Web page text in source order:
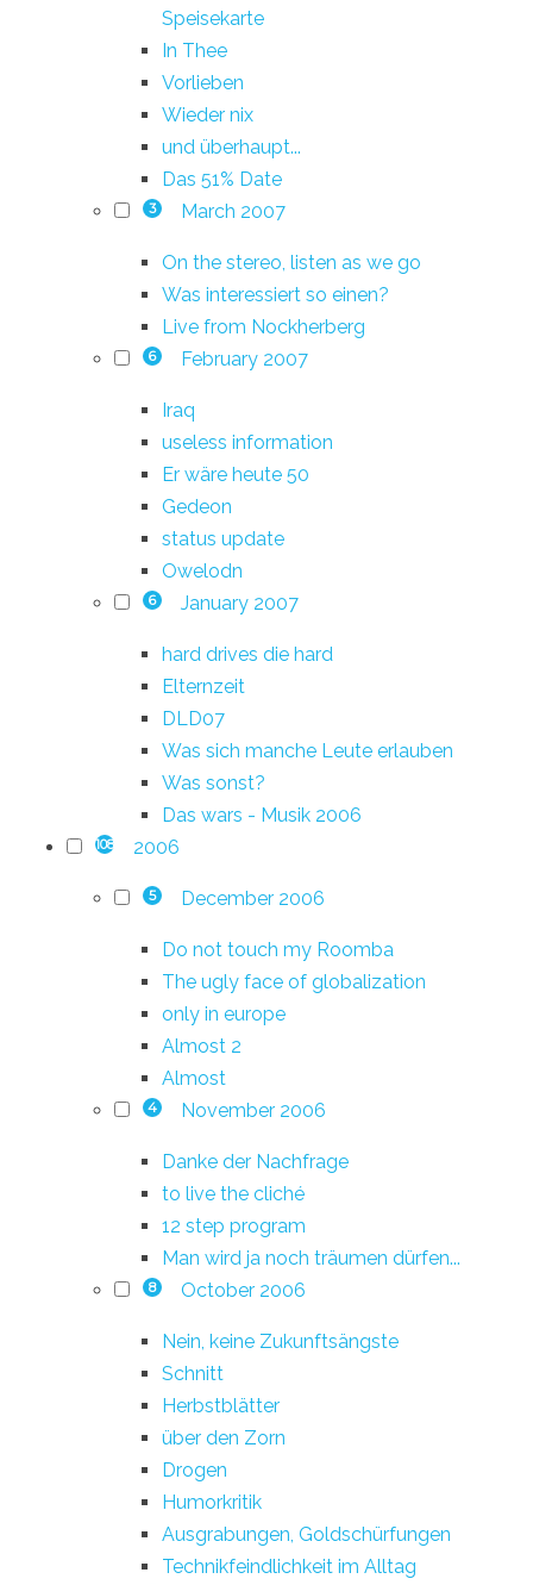
Speisekarte
In Thee
Vorlieben
Wieder nix
und überhaupt...
Das 51% Date
3 March 2007
On the stereo, listen as we go
Was interessiert so einen?
Live from Nockherberg
6 February 2007
Iraq
useless information
Er wäre heute 50
Gedeon
status update
Owelodn
6 January 2007
hard drives die hard
Elternzeit
DLD07
Was sich manche Leute erlauben
Was sonst?
Das wars - Musik 2006
108 2006
5 December 2006
Do not touch my Roomba
The ugly face of globalization
only in europe
Almost 2
Almost
4 November 2006
Danke der Nachfrage
to live the cliché
12 step program
Man wird ja noch träumen dürfen...
8 October 2006
Nein, keine Zukunftsängste
Schnitt
Herbstblätter
über den Zorn
Drogen
Humorkritik
Ausgrabungen, Goldschürfungen
Technikfeindlichkeit im Alltag